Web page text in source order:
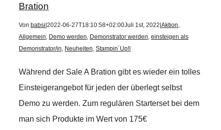
Bration
Von babsi 2022-06-27T18:10:58+02:00Juli 1st, 2022 Aktion,
Allgemein, Demo werden, Demonstrator werden, einsteigen als
Demonstrator/in, Neuheiten, Stampin´Up!
Während der Sale A Bration gibt es wieder ein tolles
Einsteigerangebot für jeden der überlegt selbst
Demo zu werden. Zum regulären Starterset bei dem
man sich Produkte im Wert von 175€